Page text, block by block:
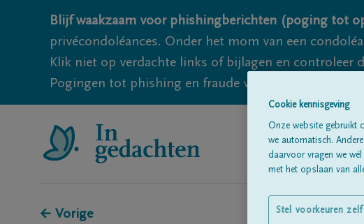
Blijf waakzaam voor phishingberichten (poging tot
privécondoléances. Onder het mom van een
Klik niet op verdachte links of bijlagen en controleer
Pogingen tot phishing en fraude vallen echter nooit
← Vorige
Cookie kennisgeving
Onze website gebruikt
we automatisch.
daarvoor vragen we
met het opslaan van
Stel voorkeuren